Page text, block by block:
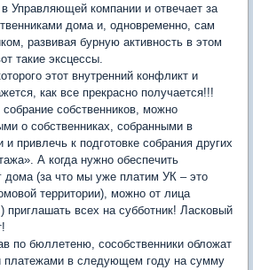
в Управляющей компании и отвечает за
дома и, одновременно, сам
развивая бурную активность в этом
такие эксцессы.
этот внутренний конфликт и
как все прекрасно получается!!!
собственников, можно
о собственниках, собранными в
привлечь к подготовке собрания других
А когда нужно обеспечить
дома (за что мы уже платим УК – это
территории), можно от лица
приглашать всех на субботник! Ласковый
по бюллетеню, сособственники обложат
платежами в следующем году на сумму